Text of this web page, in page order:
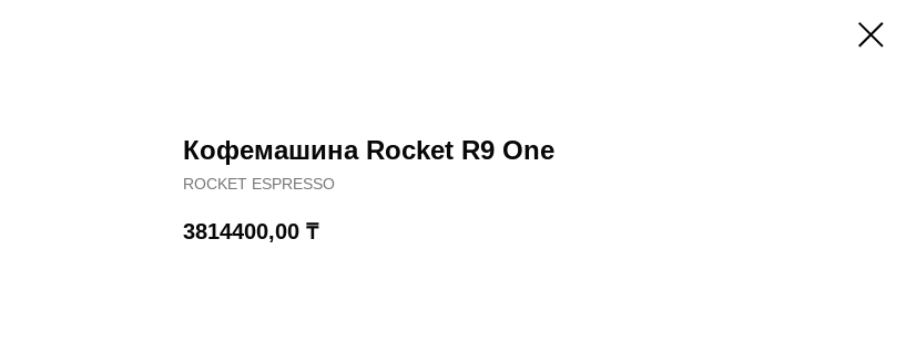
Кофемашина Rocket R9 One
ROCKET ESPRESSO
3814400,00 ₸